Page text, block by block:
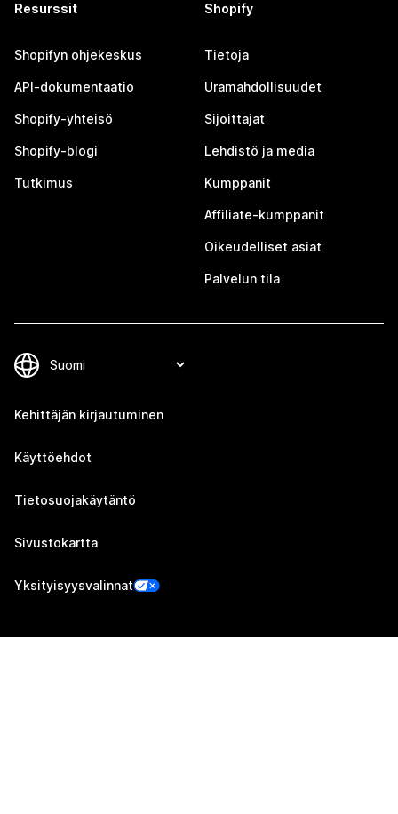
Resurssit
Shopifyn ohjekeskus
API-dokumentaatio
Shopify-yhteisö
Shopify-blogi
Tutkimus
Shopify
Tietoja
Uramahdollisuudet
Sijoittajat
Lehdistö ja media
Kumppanit
Affiliate-kumppanit
Oikeudelliset asiat
Palvelun tila
Kehittäjän kirjautuminen
Käyttöehdot
Tietosuojakäytäntö
Sivustokartta
Yksityisyysvalinnat